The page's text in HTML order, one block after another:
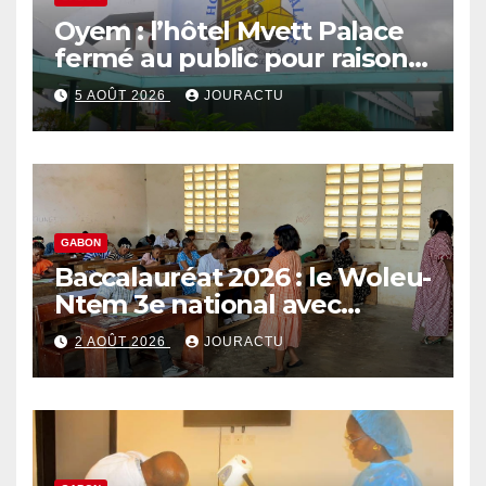
Oyem : l’hôtel Mvett Palace
fermé au public pour raison
des travaux
5 AOÛT 2026 JOURACTU
GABON
Baccalauréat 2026 : le Woleu-
Ntem 3e national avec
89,64% de taux de réussite
2 AOÛT 2026 JOURACTU